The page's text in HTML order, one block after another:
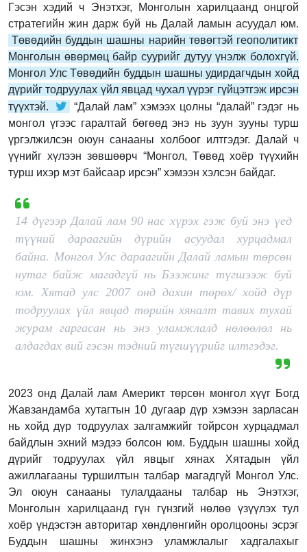
Гэсэн хэдий ч Энэтхэг, Монголын харилцаанд онцгой
стратегийн жин дарж буй нь Далай ламын асуудал юм.
Төвөдийн буддын шашны нарийн төвөгтэй геополитикт
Монголын өвөрмөц байр суурийг дутуу үнэлж болохгүй.
Монгол Улс Төвөдийн буддын шашны удирдагчдын хойд
дүрийг тодруулах үйл явцад чухал үүрэг гүйцэтгэж ирсэн
түүхтэй.
“Далай лам” хэмээх цолны “далай” гэдэг нь
монгол үгээс гаралтай бөгөөд энэ нь зуун зууны турш
үргэлжилсэн оюун санааны холбоог илтгэдэг. Далай ч
үүнийг хүлээн зөвшөөрч “Монгол, Төвөд хоёр түүхийн
турш ихэр мэт байсаар ирсэн” хэмээн хэлсэн байдаг.
14 дүгээр Далай лам 90 нас хүрэх гэж буй энэ үед
түүний дараагийн дүрийн асуудал хурцадмал
байна. Монгол Улс дараагийн Далай ламын төрсөн
нутаг байж магадгүй нь Бээжинг түгшээж буй
юм. Хятад улс 2007 онд дахин төрөх/ хойд дүр
тодруулах үйл явцад төрийн хяналт тавих тухай
журам гаргасан нь энэ уламжлалд нөлөөлөл нь
алдагдах вий гэсэн тэдний түгшүүрийг илтгэдэг.
2023 онд Далай лам Америкт төрсөн монгол хүүг Богд
Жавзандамба хутагтын 10 дугаар дүр хэмээн зарласан
нь хойд дүр тодруулах залгамжийг тойрсон хурцадмал
байдлын эхний мэдээ болсон юм. Буддын шашны хойд
дүрийг тодруулах үйл явцыг хянах Хятадын үйл
ажиллагааны туршилтын талбар магадгүй Монгол Улс.
Эл оюун санааны тулалдааны талбар нь Энэтхэг,
Монголын харилцаанд гүн гүнзгий нөлөө үзүүлэх тул
хоёр үндэстэн авторитар хөндлөнгийн оролцооны эсрэг
Буддын шашны жинхэнэ уламжлалыг хадгалахыг